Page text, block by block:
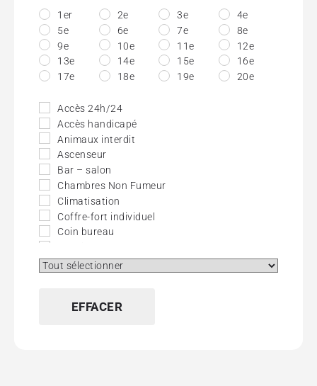
1er 2e 3e
4e
5e
6e 7e
8e
9e
10e 11e
12e
13e
14e 15e
16e
17e
18e 19e 20e
Accès 24h/24
Accès handicapé
Animaux interdit
Ascenseur
Bar – salon
Chambres Non Fumeur
Climatisation
Coffre-fort individuel
Coin bureau
Cour fleurie
Journaux Gratuits
EFFACER